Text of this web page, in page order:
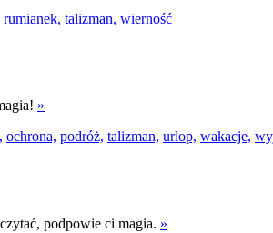
rumianek, talizman, wierność
»
ochrona, podróż, talizman, urlop, wakacje,
podpowie ci magia. »